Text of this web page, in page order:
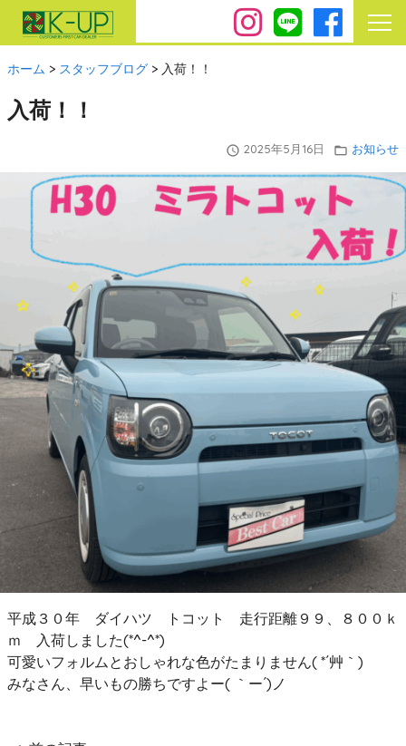
ホーム > スタッフブログ > 入荷！！
入荷！！
query_builder 2025年5月16日 folder_open お知らせ
平成３０年 ダイハツ トコット 走行距離９９、８００ｋ
ｍ 入荷しました(*^-^*)
可愛いフォルムとおしゃれな色がたまりません( *´艸｀)
みなさん、早いもの勝ちですよー( ｀ー´)ノ